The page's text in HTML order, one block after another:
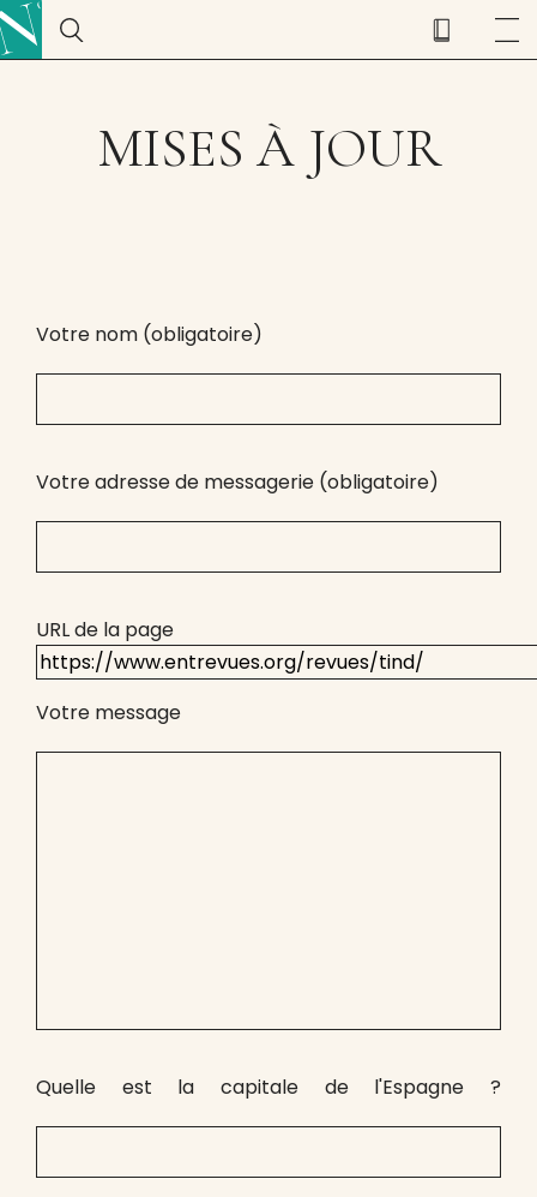
MISES À JOUR
Votre nom (obligatoire)
Votre adresse de messagerie (obligatoire)
URL de la page
Votre message
Quelle est la capitale de l'Espagne ?